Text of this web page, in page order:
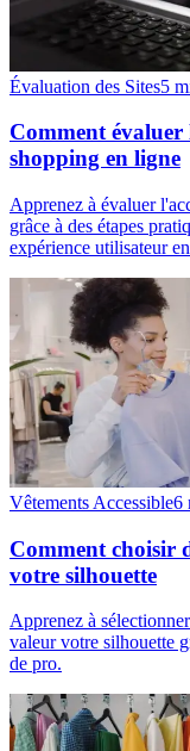
Évaluation des Sites5
Comment évaluer
shopping en ligne
Apprenez à évaluer
grâce à des étapes
expérience utilisateur
Vêtements Accessible6
Comment choisir
votre silhouette
Apprenez à
valeur votre silhouette
de pro.